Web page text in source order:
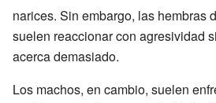
narices. Sin embargo, las hembras
suelen reaccionar con agresividad
acerca demasiado.
Los machos, en cambio, suelen